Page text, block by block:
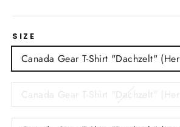
SIZE
Canada Gear T-Shirt "Dachzelt"
Canada Gear T-Shirt "Dachzelt"